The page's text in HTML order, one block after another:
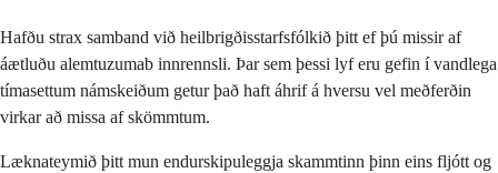
Hafðu strax samband við heilbrigðisstarfsfólkið þitt ef þú missir af
áætluðu alemtuzumab innrennsli. Þar sem þessi lyf eru gefin í vandlega
tímasettum námskeiðum getur það haft áhrif á hversu vel meðferðin
virkar að missa af skömmtum.
Læknateymið þitt mun endurskipuleggja skammtinn þinn eins fljótt og